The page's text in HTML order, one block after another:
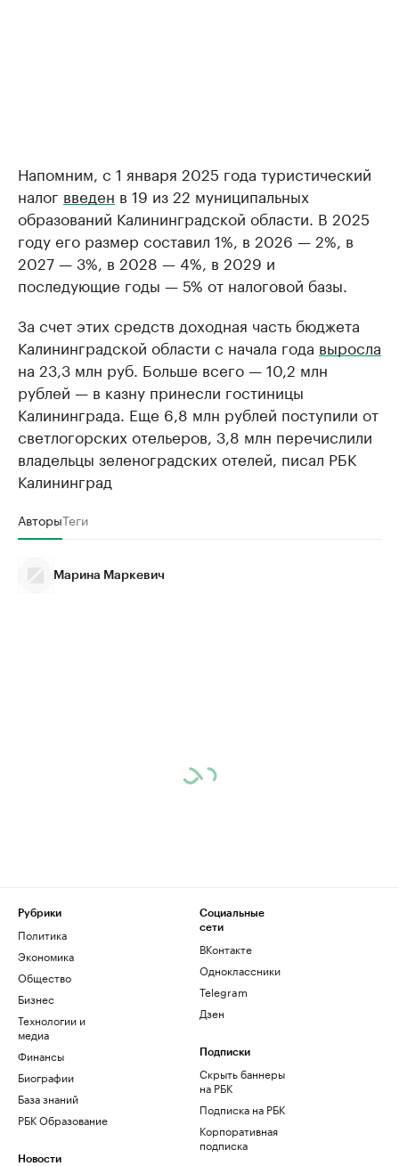
Напомним, с 1 января 2025 года туристический
налог введен в 19 из 22 муниципальных
образований Калининградской области. В 2025
году его размер составил 1%, в 2026 — 2%, в
2027 — 3%, в 2028 — 4%, в 2029 и
последующие годы — 5% от налоговой базы.
За счет этих средств доходная часть бюджета
Калининградской области с начала года выросла
на 23,3 млн руб. Больше всего — 10,2 млн
рублей — в казну принесли гостиницы
Калининграда. Еще 6,8 млн рублей поступили от
светлогорских отельеров, 3,8 млн перечислили
владельцы зеленоградских отелей, писал РБК
Калининград
АвторыТеги
Марина Маркевич
Рубрики
Политика
Экономика
Общество
Бизнес
Технологии и
медиа
Финансы
Биографии
База знаний
РБК Образование
Новости
Социальные
сети
ВКонтакте
Одноклассники
Telegram
Дзен
Подписки
Скрыть баннеры
на РБК
Подписка на РБК
Корпоративная
подписка